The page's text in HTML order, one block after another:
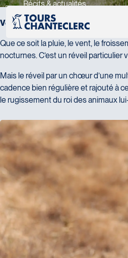
Récits & actualités
Vous êtes-vous déjà réveillé en
Que ce soit la pluie, le vent, le
nocturnes. C’est un réveil particulier
Mais le réveil par un chœur d’une
cadence bien régulière et rajouté à
le rugissement du roi des animaux